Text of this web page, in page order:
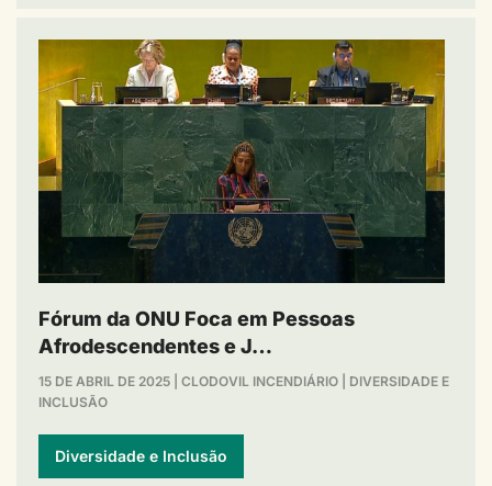
Fórum da ONU Foca em Pessoas
Afrodescendentes e J…
15 DE ABRIL DE 2025 CLODOVIL INCENDIÁRIO
DIVERSIDADE E
INCLUSÃO
Diversidade e Inclusão